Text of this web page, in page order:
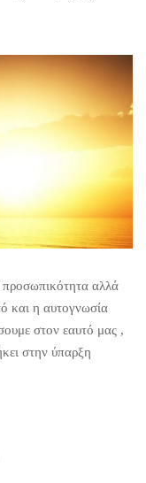
προσωπικότητα αλλά
και η αυτογνωσία
στον εαυτό μας ,
στην ύπαρξη